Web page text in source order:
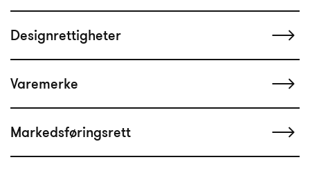
Designrettigheter
Varemerke
Markedsføringsrett